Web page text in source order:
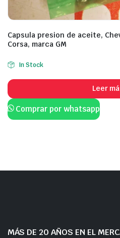
Capsula presion de aceite,
Corsa, marca GM
In Stock
Leer
Comprar por whatsapp
MÁS DE 20 AÑOS EN EL